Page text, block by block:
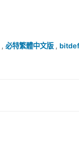
, 必特繁體中文版 ,